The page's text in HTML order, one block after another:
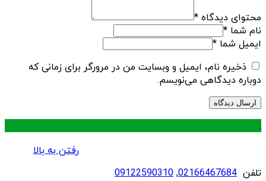
محتوای دیدگاه *
نام شما *
ایمیل شما *
ذخیره نام، ایمیل و وبسایت من در مرورگر برای زمانی که
دوباره دیدگاهی می‌نویسم.
.
رفتن به بالا
تلفن 02166467684
,
09122590310